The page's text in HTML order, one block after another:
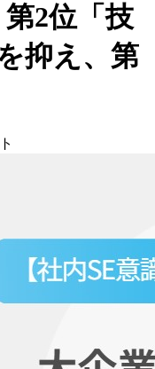
2位「技
抑え、第